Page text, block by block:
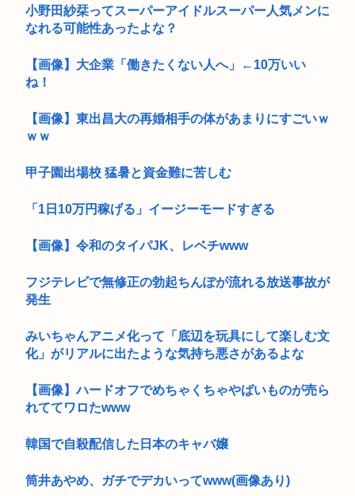
小野田紗栞ってスーパーアイドルスーパー人気メンに
なれる可能性あったよな？
【画像】大企業「働きたくない人へ」←10万いい
ね！
【画像】東出昌大の再婚相手の体があまりにすごいｗ
ｗｗ
甲子園出場校 猛暑と資金難に苦しむ
「1日10万円稼げる」イージーモードすぎる
【画像】令和のタイパJK、レベチwww
フジテレビで無修正の勃起ちんぽが流れる放送事故が
発生
みいちゃんアニメ化って「底辺を玩具にして楽しむ文
化」がリアルに出たような気持ち悪さがあるよな
【画像】ハードオフでめちゃくちゃやばいものが売ら
れててワロたwww
韓国で自殺配信した日本のキャバ嬢
筒井あやめ、ガチでデカいってwww(画像あり)